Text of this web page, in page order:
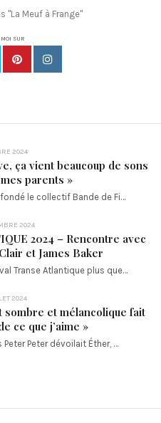
"La Meuf à Frange"
SUR
2024
ça vient beaucoup de sons
parents »
le collectif Bande de Fi…
2024
2024 – Rencontre avec
et James Baker
Transe Atlantique plus que…
2024
sombre et mélancolique fait
ce que j’aime »
Peter dévoilait Éther, …